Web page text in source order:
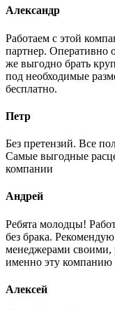
Александр
Работаем с этой
партнер. Оперативно
же выгодно брать
под необходимые
бесплатно.
Петр
Без претензий. Все
Самые выгодные
компании
Андрей
Ребята молодцы!
без брака.
менеджерами своими,
именно эту компанию
Алексей